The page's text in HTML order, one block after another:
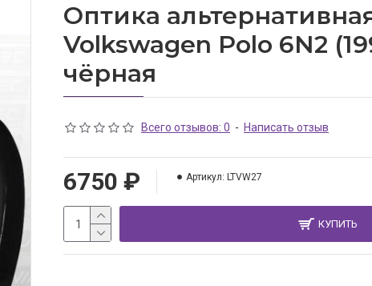
Оптика
Volkswagen Polo 6N2
чёрная
Всего отзывов: 0 - Написать отзыв
6750 ₽ Артикул: LTVW27
КУПИТЬ